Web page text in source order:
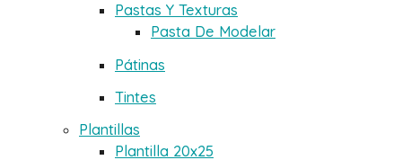
Pastas Y Texturas
Pasta De Modelar
Pátinas
Tintes
Plantillas
Plantilla 20x25